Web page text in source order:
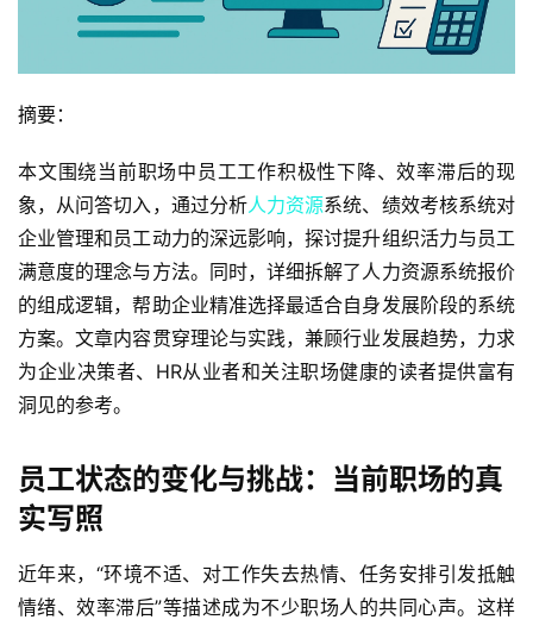
摘要：
本文围绕当前职场中员工工作积极性下降、效率滞后的现
象，从问答切入，通过分析人力资源系统、绩效考核系统对
企业管理和员工动力的深远影响，探讨提升组织活力与员工
满意度的理念与方法。同时，详细拆解了人力资源系统报价
的组成逻辑，帮助企业精准选择最适合自身发展阶段的系统
方案。文章内容贯穿理论与实践，兼顾行业发展趋势，力求
为企业决策者、HR从业者和关注职场健康的读者提供富有
洞见的参考。
员工状态的变化与挑战：当前职场的真
实写照
近年来，“环境不适、对工作失去热情、任务安排引发抵触
情绪、效率滞后”等描述成为不少职场人的共同心声。这样